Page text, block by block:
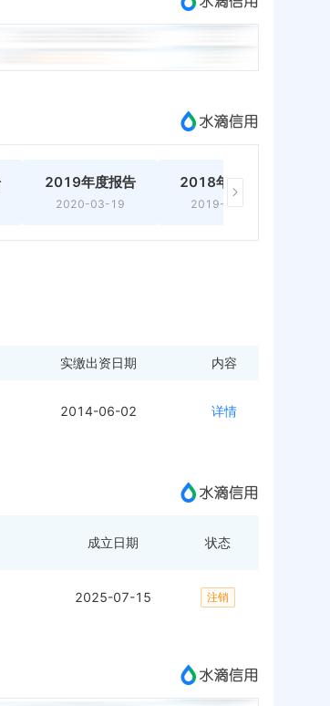
2019年度报告
2020-03-19
2018年度报告
2019-02-26
实缴出资日期 内容
2014-06-02 详情
成立日期 状态
2025-07-15 注销